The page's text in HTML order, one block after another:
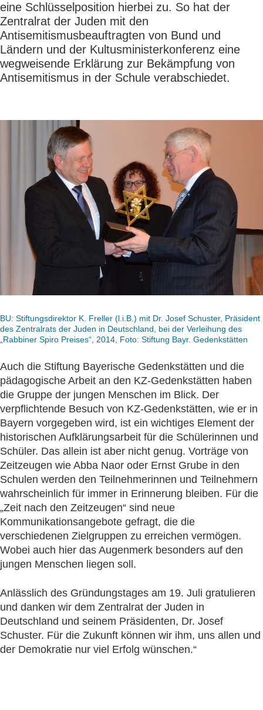
eine Schlüsselposition hierbei zu. So hat der
Zentralrat der Juden mit den
Antisemitismusbeauftragten von Bund und
Ländern und der Kultusministerkonferenz eine
wegweisende Erklärung zur Bekämpfung von
Antisemitismus in der Schule verabschiedet.
BU: Stiftungsdirektor K. Freller (l.i.B.) mit Dr. Josef Schuster, Präsident
des Zentralrats der Juden in Deutschland, bei der Verleihung des
„Rabbiner Spiro Preises“, 2014, Foto: Stiftung Bayr. Gedenkstätten
Auch die Stiftung Bayerische Gedenkstätten und die
pädagogische Arbeit an den KZ-Gedenkstätten haben
die Gruppe der jungen Menschen im Blick. Der
verpflichtende Besuch von KZ-Gedenkstätten, wie er in
Bayern vorgegeben wird, ist ein wichtiges Element der
historischen Aufklärungsarbeit für die Schülerinnen und
Schüler. Das allein ist aber nicht genug. Vorträge von
Zeitzeugen wie Abba Naor oder Ernst Grube in den
Schulen werden den Teilnehmerinnen und Teilnehmern
wahrscheinlich für immer in Erinnerung bleiben. Für die
„Zeit nach den Zeitzeugen“ sind neue
Kommunikationsangebote gefragt, die die
verschiedenen Zielgruppen zu erreichen vermögen.
Wobei auch hier das Augenmerk besonders auf den
jungen Menschen liegen soll.
Anlässlich des Gründungstages am 19. Juli gratulieren
und danken wir dem Zentralrat der Juden in
Deutschland und seinem Präsidenten, Dr. Josef
Schuster. Für die Zukunft können wir ihm, uns allen und
der Demokratie nur viel Erfolg wünschen.“